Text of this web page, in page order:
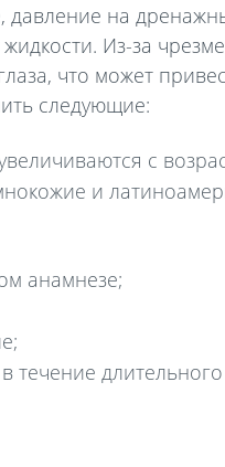
на
Из-за
что может
следующие:
с
и
анамнезе;
течение